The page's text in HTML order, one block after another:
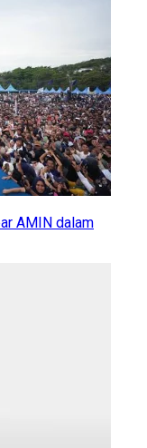
AMIN dalam